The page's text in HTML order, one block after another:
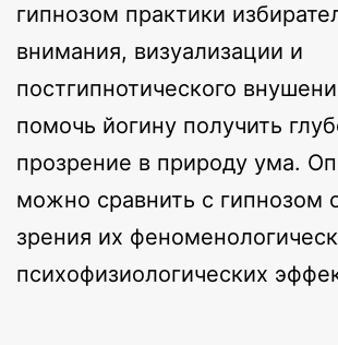
гипнозом практики
внимания, визуализации и
постгипнотического
помочь йогину получить
прозрение в природу ума.
можно сравнить с гипнозом
зрения их
психофизиологических